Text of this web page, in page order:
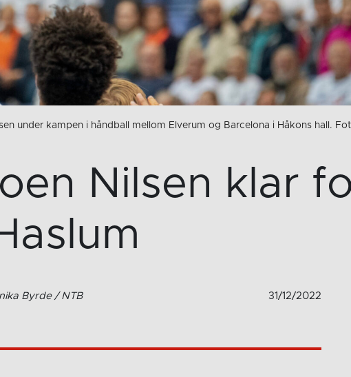
under kampen i håndball mellom Elverum og Barcelona i Håkons hall.
Nilsen klar
Byrde / NTB 31/12/2022